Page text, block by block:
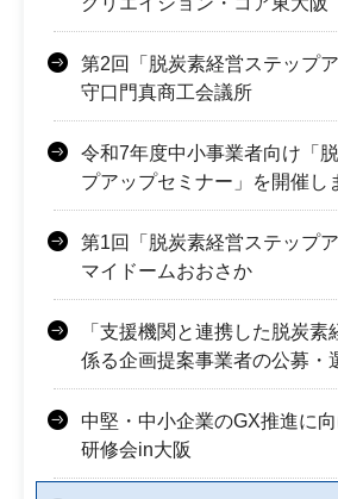
第2回「脱炭素経営ステップ
守口門真商工会議所
令和7年度中小事業者向け「
プアップセミナー」を開催し
第1回「脱炭素経営ステップ
マイドームおおさか
「支援機関と連携した脱炭素
係る企画提案事業者の公募・
中堅・中小企業のGX推進に
研修会in大阪